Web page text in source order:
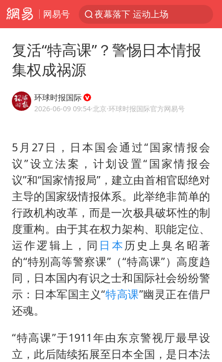
网易号
段绚竞因公牺牲 年仅44岁
“不建议大家买深色蛋糕”
台风白海豚逼近 暴雨大暴雨来袭
男子杀人后逃进深山21年活得像野人
985博士后被曝在妻子孕期出轨后续
公司“上四休三”但要降薪1000元
OpenAI为免费用户升级GPT-5.6 Luna
47岁妈妈突然产女 26岁女儿：很震惊
97岁英国奶奶飞上天再破吉尼斯纪录
“中国蔬菜之乡”最高温达41.8℃
复活“特高课”？警惕日本情报
集权成祸源
环球时报国际
2026-06-09 09:54·北京·环球时报国际官方网易号
5月27日，日本国会通过“国家情报会
议”设立法案，计划设置“国家情报会
议”和“国家情报局”，建立由首相官邸绝对
主导的国家级情报体系。此举绝非简单的
行政机构改革，而是一次极具破坏性的制
度重构。由于其在权力架构、职能定位、
运作逻辑上，同 日本 历史上臭名昭著
的“特别高等警察课”（“特高课”）高度趋
同，日本国内有识之士和国际社会纷纷警
示：日本军国主义“特高课”幽灵正在借尸
还魂。
“特高课”于1911年由东京警视厅最早设
立，此后陆续拓展至日本全国，是日本法